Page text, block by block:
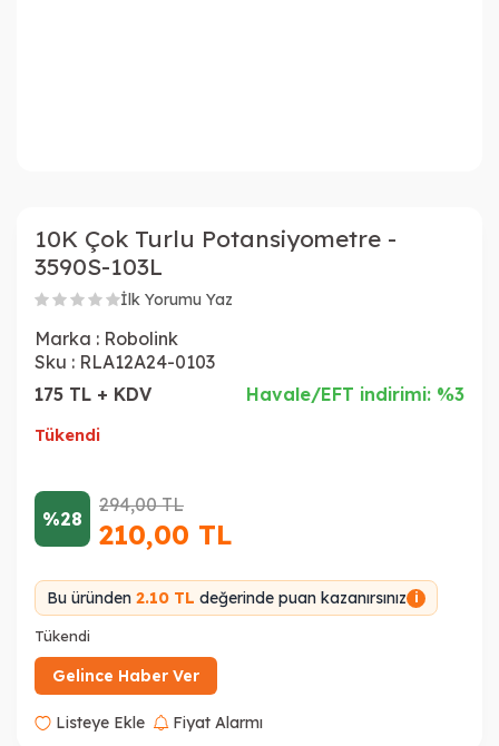
10K Çok Turlu Potansiyometre -
3590S-103L
İlk Yorumu Yaz
Marka : Robolink
Sku : RLA12A24-0103
175 TL + KDV
Havale/EFT indirimi: %3
Tükendi
%28
294,00TL
210,00 TL
Bu üründen 2.10 TL değerinde puan kazanırsınız i
Tükendi
Gelince Haber Ver
Listeye Ekle Fiyat Alarmı